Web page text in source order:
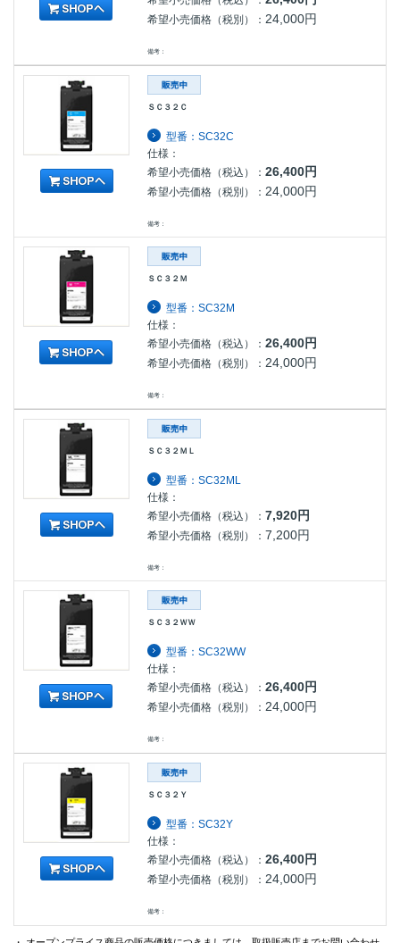
希望小売価格（税別）： 24,000円
備考：
ＳＣ３２Ｃ
型番：SC32C
仕様：
希望小売価格（税込）：26,400円
希望小売価格（税別）： 24,000円
備考：
ＳＣ３２Ｍ
型番：SC32M
仕様：
希望小売価格（税込）： 26,400円
希望小売価格（税別）： 24,000円
備考：
ＳＣ３２ＭＬ
型番：SC32ML
仕様：
希望小売価格（税込）：7,920円
希望小売価格（税別）：7,200円
備考：
ＳＣ３２ＷＷ
型番：SC32WW
仕様：
希望小売価格（税込）： 26,400円
希望小売価格（税別）： 24,000円
備考：
ＳＣ３２Ｙ
型番：SC32Y
仕様：
希望小売価格（税込）：26,400円
希望小売価格（税別）： 24,000円
備考：